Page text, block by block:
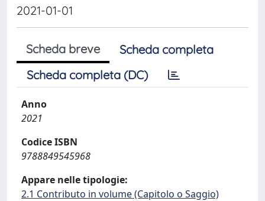
2021-01-01
Scheda breve
Scheda completa
Scheda completa (DC)
Anno
2021
Codice ISBN
9788849545968
Appare nelle tipologie:
2.1 Contributo in volume (Capitolo o Saggio)